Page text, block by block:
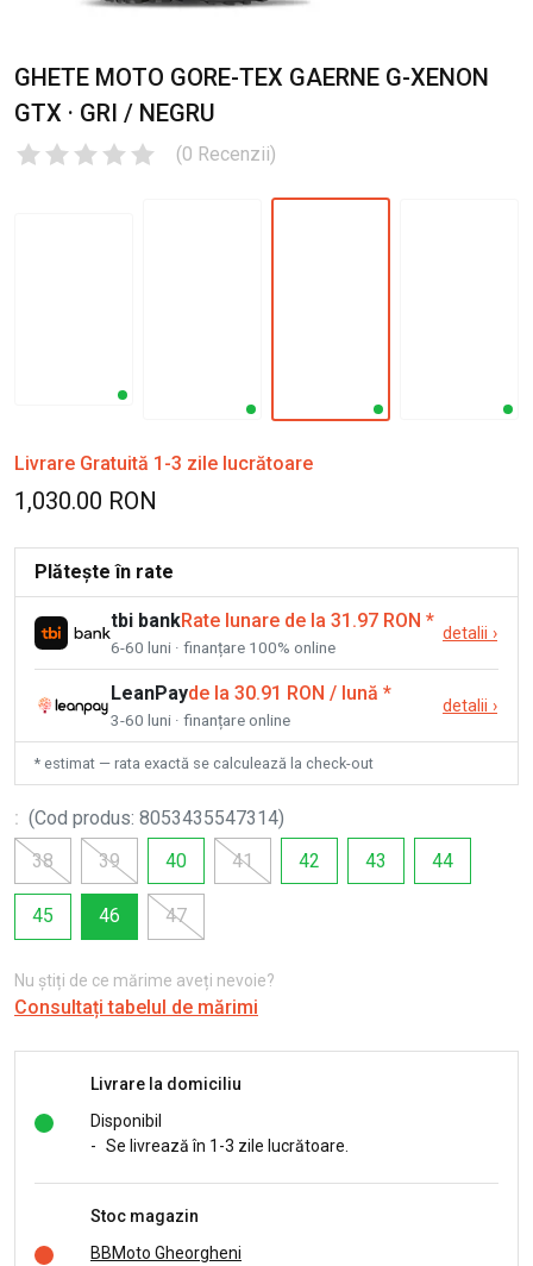
GHETE MOTO GORE-TEX GAERNE G-XENON
GTX · GRI / NEGRU
(0 Recenzii)
Livrare Gratuită 1-3 zile lucrătoare
1,030.00 RON
Plătește în rate
tbi bankRate lunare de la 31.97 RON *
6-60 luni · finanțare 100% online
detalii ›
LeanPayde la 30.91 RON / lună *
3-60 luni · finanțare online
detalii ›
* estimat — rata exactă se calculează la check-out
: (Cod produs: 8053435547314)
38
39 40 41 42 43 44
45 46 47
Nu știți de ce mărime aveți nevoie?
Consultați tabelul de mărimi
Livrare la domiciliu
Disponibil
- Se livrează în 1-3 zile lucrătoare.
Stoc magazin
BBMoto Gheorgheni